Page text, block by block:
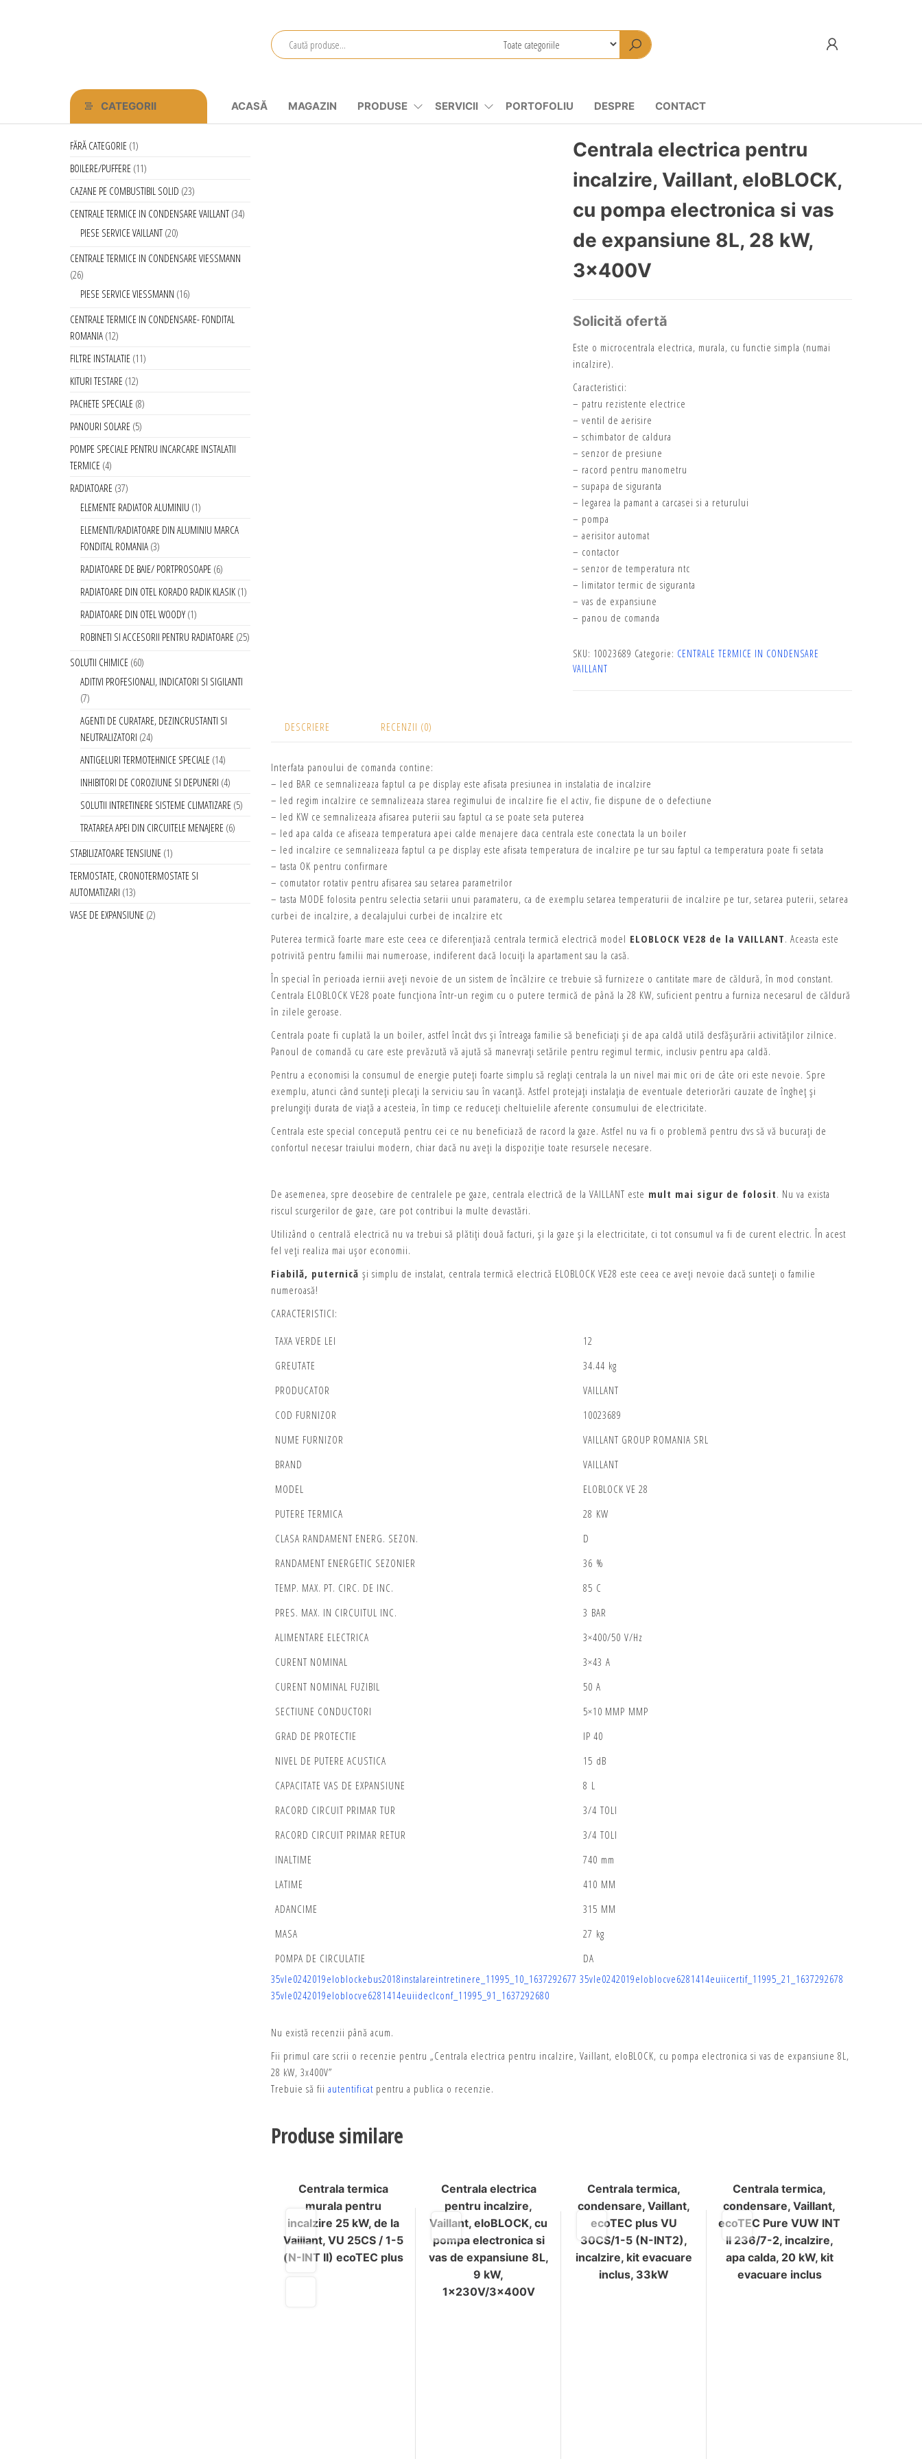
CATEGORII ACASĂ MAGAZIN PRODUSE SERVICII PORTOFOLIU DESPRE CONTACT
Centrala electrica pentru
incalzire, Vaillant, eloBLOCK,
cu pompa electronica si vas
de expansiune 8L, 28 kW,
3x400V
Solicită ofertă
Este o microcentrala electrica, murala, cu functie simpla (numai
incalzire).
Caracteristici:
– patru rezistente electrice
– ventil de aerisire
– schimbator de caldura
– senzor de presiune
– racord pentru manometru
– supapa de siguranta
– legarea la pamant a carcasei si a returului
– pompa
– aerisitor automat
– contactor
– senzor de temperatura ntc
– limitator termic de siguranta
– vas de expansiune
– panou de comanda
SKU: 10023689 Categorie: CENTRALE TERMICE IN CONDENSARE
VAILLANT
DESCRIERE RECENZII (0)
Interfata panoului de comanda contine:
– led BAR ce semnalizeaza faptul ca pe display este afisata presiunea in instalatia de incalzire
– led regim incalzire ce semnalizeaza starea regimului de incalzire fie el activ, fie dispune de o defectiune
– led KW ce semnalizeaza afisarea puterii sau faptul ca se poate seta puterea
– led apa calda ce afiseaza temperatura apei calde menajere daca centrala este conectata la un boiler
– led incalzire ce semnalizeaza faptul ca pe display este afisata temperatura de incalzire pe tur sau faptul ca temperatura poate fi setata
– tasta OK pentru confirmare
– comutator rotativ pentru afisarea sau setarea parametrilor
– tasta MODE folosita pentru selectia setarii unui paramateru, ca de exemplu setarea temperaturii de incalzire pe tur, setarea puterii, setarea
curbei de incalzire, a decalajului curbei de incalzire etc
Puterea termică foarte mare este ceea ce diferențiază centrala termică electrică model ELOBLOCK VE28 de la VAILLANT. Aceasta este
potrivită pentru familii mai numeroase, indiferent dacă locuiți la apartament sau la casă.
În special în perioada iernii aveți nevoie de un sistem de încălzire ce trebuie să furnizeze o cantitate mare de căldură, în mod constant.
Centrala ELOBLOCK VE28 poate funcționa într-un regim cu o putere termică de până la 28 KW, suficient pentru a furniza necesarul de căldură
în zilele geroase.
Centrala poate fi cuplată la un boiler, astfel încât dvs și întreaga familie să beneficiați și de apa caldă utilă desfășurării activităților zilnice.
Panoul de comandă cu care este prevăzută vă ajută să manevrați setările pentru regimul termic, inclusiv pentru apa caldă.
Pentru a economisi la consumul de energie puteți foarte simplu să reglați centrala la un nivel mai mic ori de câte ori este nevoie. Spre
exemplu, atunci când sunteți plecați la serviciu sau în vacanță. Astfel protejați instalația de eventuale deteriorări cauzate de îngheț și
prelungiți durata de viață a acesteia, în timp ce reduceți cheltuielile aferente consumului de electricitate.
Centrala este special concepută pentru cei ce nu beneficiază de racord la gaze. Astfel nu va fi o problemă pentru dvs să vă bucurați de
confortul necesar traiului modern, chiar dacă nu aveți la dispoziție toate resursele necesare.
De asemenea, spre deosebire de centralele pe gaze, centrala electrică de la VAILLANT este mult mai sigur de folosit. Nu va exista
riscul scurgerilor de gaze, care pot contribui la multe devastări.
Utilizând o centrală electrică nu va trebui să plătiți două facturi, și la gaze și la electricitate, ci tot consumul va fi de curent electric. În acest
fel veți realiza mai ușor economii.
Fiabilă, puternică și simplu de instalat, centrala termică electrică ELOBLOCK VE28 este ceea ce aveți nevoie dacă sunteți o familie
numeroasă!
CARACTERISTICI:
TAXA VERDE LEI
12
GREUTATE
34.44 kg
PRODUCATOR
VAILLANT
COD FURNIZOR
10023689
NUME FURNIZOR
VAILLANT GROUP ROMANIA SRL
BRAND
VAILLANT
MODEL
ELOBLOCK VE 28
PUTERE TERMICA
28 KW
CLASA RANDAMENT ENERG. SEZON.
D
RANDAMENT ENERGETIC SEZONIER
36 %
TEMP. MAX. PT. CIRC. DE INC.
85 C
PRES. MAX. IN CIRCUITUL INC.
3 BAR
ALIMENTARE ELECTRICA
3×400/50 V/Hz
CURENT NOMINAL
3×43 A
CURENT NOMINAL FUZIBIL
50 A
SECTIUNE CONDUCTORI
5×10 MMP MMP
GRAD DE PROTECTIE
IP 40
NIVEL DE PUTERE ACUSTICA
15 dB
CAPACITATE VAS DE EXPANSIUNE
8 L
RACORD CIRCUIT PRIMAR TUR
3/4 TOLI
RACORD CIRCUIT PRIMAR RETUR
3/4 TOLI
INALTIME
740 mm
LATIME
410 MM
ADANCIME
315 MM
MASA
27 kg
POMPA DE CIRCULATIE
DA
35vle0242019eloblockebus2018instalareintretinere_11995_10_1637292677 35vle0242019eloblocve6281414euiicertif_11995_21_1637292678
35vle0242019eloblocve6281414euiideclconf_11995_91_1637292680
Nu există recenzii până acum.
Fii primul care scrii o recenzie pentru „Centrala electrica pentru incalzire, Vaillant, eloBLOCK, cu pompa electronica si vas de expansiune 8L,
28 kW, 3x400V”
Trebuie să fii autentificatpentru a publica o recenzie.
Produse similare
Centrala termica
murala pentru
incalzire 25 kW, de la
Vaillant, VU 25CS / 1-5
(N-INT II) ecoTEC plus
Centrala electrica
pentru incalzire,
Vaillant, eloBLOCK, cu
pompa electronica si
vas de expansiune 8L,
9 kW,
1x230V/3x400V
Centrala termica,
condensare, Vaillant,
ecoTEC plus VU
30CS/1-5 (N-INT2),
incalzire, kit evacuare
inclus, 33kW
Centrala termica,
condensare, Vaillant,
ecoTEC Pure VUW INT
II 236/7-2, incalzire,
apa calda, 20 kW, kit
evacuare inclus
FĂRĂ CATEGORIE 1
BOILERE/PUFFERE 11
CAZANE PE COMBUSTIBIL SOLID 23
CENTRALE TERMICE IN CONDENSARE VAILLANT 34
PIESE SERVICE VAILLANT 20
CENTRALE TERMICE IN CONDENSARE VIESSMANN
26
PIESE SERVICE VIESSMANN 16
CENTRALE TERMICE IN CONDENSARE- FONDITAL
ROMANIA 12
FILTRE INSTALATIE 11
KITURI TESTARE 12
PACHETE SPECIALE 8
PANOURI SOLARE 5
POMPE SPECIALE PENTRU INCARCARE INSTALATII
TERMICE 4
RADIATOARE 37
ELEMENTE RADIATOR ALUMINIU 1
ELEMENTI/RADIATOARE DIN ALUMINIU MARCA
FONDITAL ROMANIA 3
RADIATOARE DE BAIE/ PORTPROSOAPE 6
RADIATOARE DIN OTEL KORADO RADIK KLASIK 1
RADIATOARE DIN OTEL WOODY 1
ROBINETI SI ACCESORII PENTRU RADIATOARE 25
SOLUTII CHIMICE 60
ADITIVI PROFESIONALI, INDICATORI SI SIGILANTI
7
AGENTI DE CURATARE, DEZINCRUSTANTI SI
NEUTRALIZATORI 24
ANTIGELURI TERMOTEHNICE SPECIALE 14
INHIBITORI DE COROZIUNE SI DEPUNERI 4
SOLUTII INTRETINERE SISTEME CLIMATIZARE 5
TRATAREA APEI DIN CIRCUITELE MENAJERE 6
STABILIZATOARE TENSIUNE 1
TERMOSTATE, CRONOTERMOSTATE SI
AUTOMATIZARI 13
VASE DE EXPANSIUNE 2